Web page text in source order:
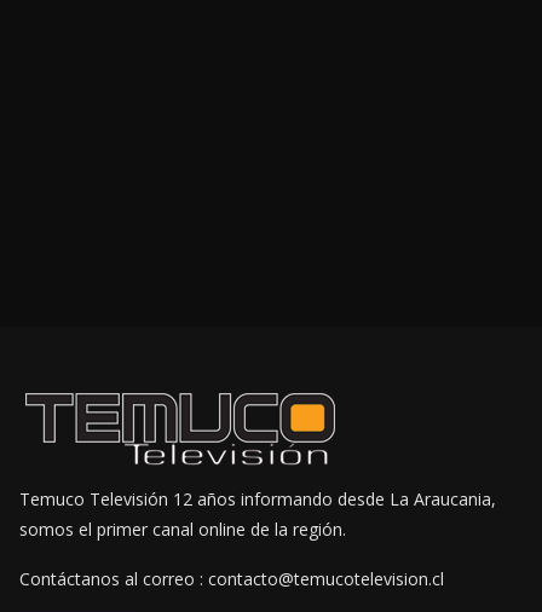
Temuco Televisión 12 años informando desde La Araucania,
somos el primer canal online de la región.
Contáctanos al correo : contacto@temucotelevision.cl